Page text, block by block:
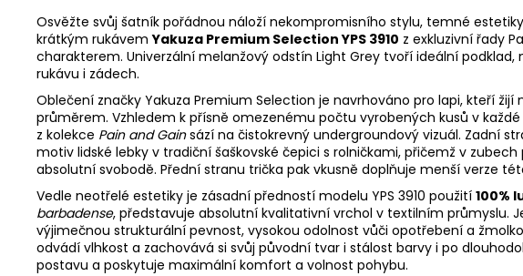
Osvěžte svůj šatník pořádnou náloží nekompromisního stylu, temné
krátkým rukávemYakuza Premium Selection YPS 3910 z exkluzivní řady
charakterem. Univerzální melanžový odstín Light Grey tvoří ideální
rukávu i zádech.
Oblečení značky Yakuza Premium Selection je navrhováno pro lapi, kteří
průměrem. Vzhledem k přísně omezenému počtu vyrobených kusů v
z kolekce Pain and Gainsází na čistokrevný undergroundový vizuál. Zadní
motiv lidské lebky v tradiční šaškovské čepici s rolničkami, přičemž v
absolutní svobodě. Přední stranu trička pak vkusně doplňuje menší verze
Vedle neotřelé estetiky je zásadní předností modelu YPS 3910 použití 100%
barbadense, představuje absolutní kvalitativní vrchol v textilním průmyslu.
výjimečnou strukturální pevnost, vysokou odolnost vůči opotřebení a
odvádí vlhkost a zachovává si svůj původní tvar i stálost barvy i po
postavu a poskytuje maximální komfort a volnost pohybu.